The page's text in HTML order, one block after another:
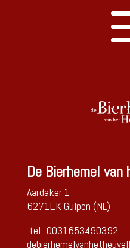
De Bierhemel van
Aardaker 1
6271EK Gulpen (NL)
tel.: 0031653490392